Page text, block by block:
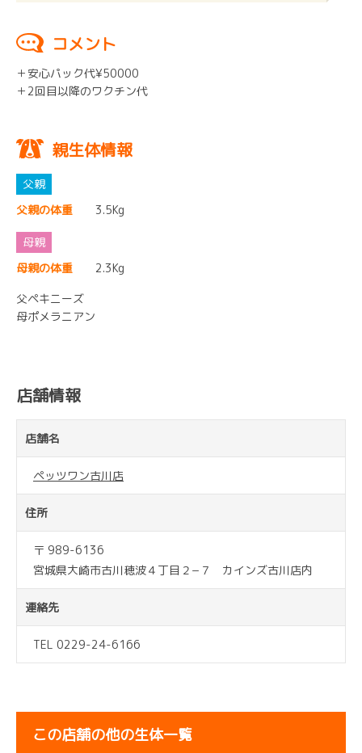
コメント
＋安心パック代¥50000
＋2回目以降のワクチン代
親生体情報
父親の体重 3.5Kg
母親の体重
2.3Kg
父ペキニーズ
母ポメラニアン
店舗情報
店舗名
ペッツワン古川店
住所
〒 989-6136
宮城県大崎市古川穂波４丁目２−７ カインズ古川店内
連絡先
TEL 0229-24-6166
この店舗の他の生体一覧